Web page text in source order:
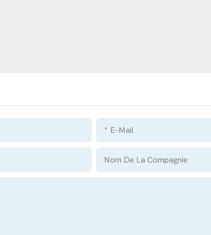
E-Mail
Nom De La Compagnie